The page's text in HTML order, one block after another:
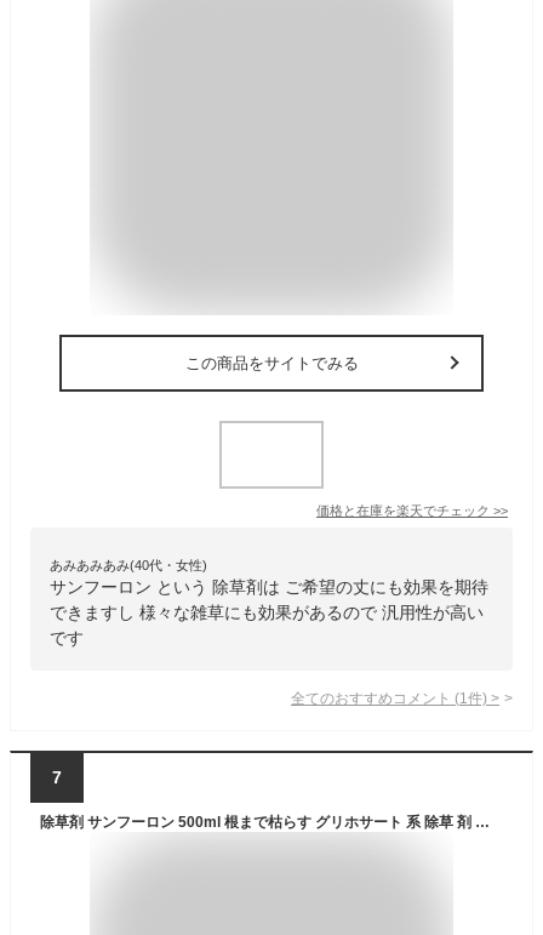
この商品をサイトでみる
価格と在庫を楽天でチェック >>
あみあみあみ(40代・女性)
サンフーロン という 除草剤は ご希望の丈にも効果を期待
できますし 様々な雑草にも効果があるので 汎用性が高い
です
全てのおすすめコメント (1 件) >
7
除草剤 サンフーロン 500ml 根まで枯らす グリホサート 系 除草 剤 頑固な スギナ どくだみ 竹 笹 大成農材 Vデ 代引不可 産直